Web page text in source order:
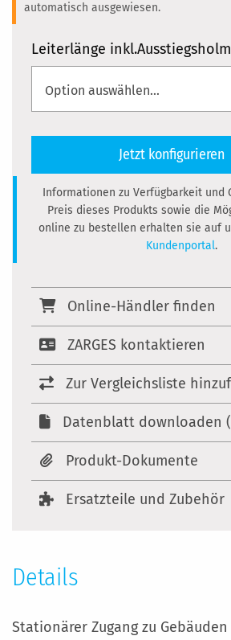
automatisch ausgewiesen.
Leiterlänge inkl.Ausstiegsholm
Jetzt konfigurieren
Informationen zu Verfügbarkeit und
Preis dieses Produkts sowie die
online zu bestellen erhalten sie auf
Kundenportal.
Online-Händler finden
ZARGES kontaktieren
Zur Vergleichsliste
Datenblatt downloaden
Produkt-Dokumente
Ersatzteile und Zubehör
Details
Stationärer Zugang zu